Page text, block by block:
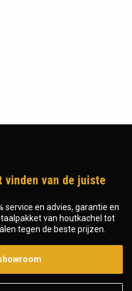
vinden van de juiste
service en advies, garantie en
van houtkachel tot
tegen de beste prijzen.